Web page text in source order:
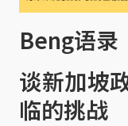
Beng语录
谈新加坡
临的挑战